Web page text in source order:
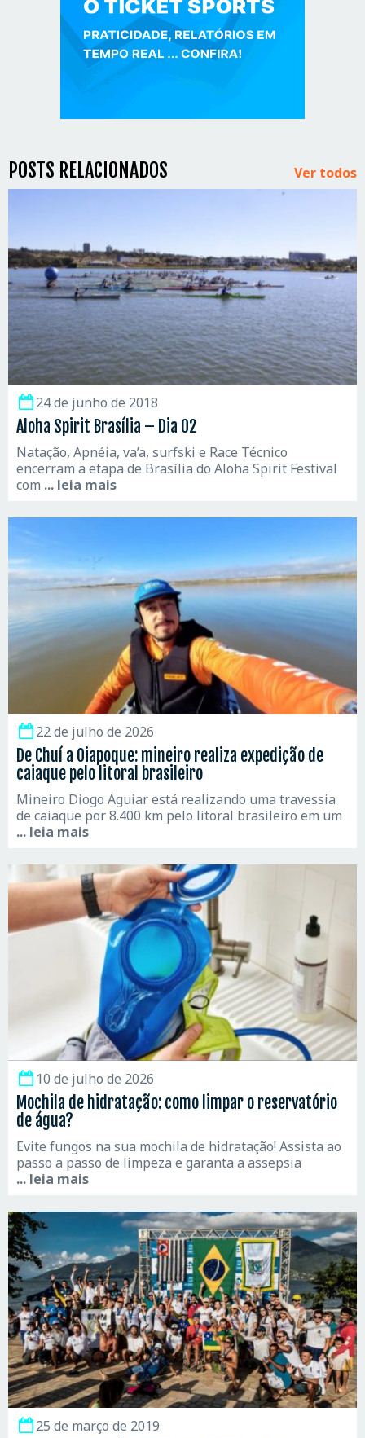
POSTS RELACIONADOS Ver todos
24 de junho de 2018
Aloha Spirit Brasília – Dia 02
Natação, Apnéia, va’a, surfski e Race Técnico
encerram a etapa de Brasília do Aloha Spirit Festival
com ... leia mais
22 de julho de 2026
De Chuí a Oiapoque: mineiro realiza expedição de
caiaque pelo litoral brasileiro
Mineiro Diogo Aguiar está realizando uma travessia
de caiaque por 8.400 km pelo litoral brasileiro em um
... leia mais
10 de julho de 2026
Mochila de hidratação: como limpar o reservatório
de água?
Evite fungos na sua mochila de hidratação! Assista ao
passo a passo de limpeza e garanta a assepsia
... leia mais
25 de março de 2019